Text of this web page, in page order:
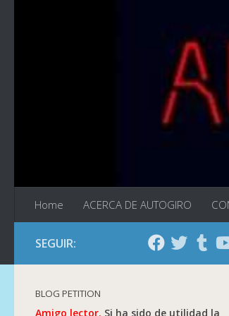
Home ACERCA DE AUTOGIRO
SEGUIR:
BLOG PETITION
Amigo lector. Si ha sido de utilidad la